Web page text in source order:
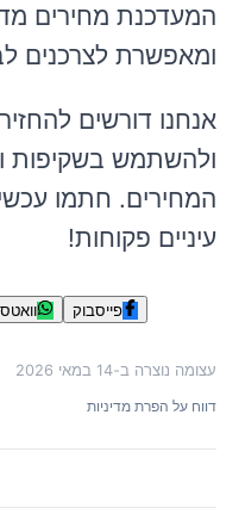
ומאפשרת לצרכנים
אנחנו דורשים
ולהשתמש בשקיפות
המחירים. חתמו
עיניים פקוחות!
פייסבוק
עצומה נוצרה ב-14 במאי 2026
דווח על הפרת מדיניות